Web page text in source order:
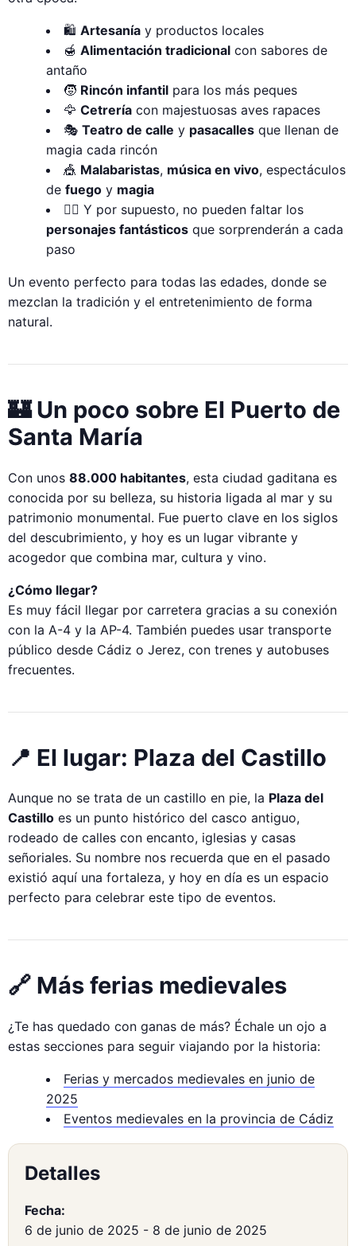
🛍️ Artesanía y productos locales
🍯 Alimentación tradicional con sabores de
antaño
🧒 Rincón infantil para los más peques
🦅 Cetrería con majestuosas aves rapaces
🎭 Teatro de calle y pasacalles que llenan de
magia cada rincón
🎪 Malabaristas, música en vivo, espectáculos
de fuego y magia
🧝‍♂️ Y por supuesto, no pueden faltar los
personajes fantásticos que sorprenderán a cada
paso
Un evento perfecto para todas las edades, donde se
mezclan la tradición y el entretenimiento de forma
natural.
🏰 Un poco sobre El Puerto de
Santa María
Con unos 88.000 habitantes, esta ciudad gaditana es
conocida por su belleza, su historia ligada al mar y su
patrimonio monumental. Fue puerto clave en los siglos
del descubrimiento, y hoy es un lugar vibrante y
acogedor que combina mar, cultura y vino.
¿Cómo llegar?
Es muy fácil llegar por carretera gracias a su conexión
con la A-4 y la AP-4. También puedes usar transporte
público desde Cádiz o Jerez, con trenes y autobuses
frecuentes.
📍 El lugar: Plaza del Castillo
Aunque no se trata de un castillo en pie, la Plaza del
Castillo es un punto histórico del casco antiguo,
rodeado de calles con encanto, iglesias y casas
señoriales. Su nombre nos recuerda que en el pasado
existió aquí una fortaleza, y hoy en día es un espacio
perfecto para celebrar este tipo de eventos.
🔗 Más ferias medievales
¿Te has quedado con ganas de más? Échale un ojo a
estas secciones para seguir viajando por la historia:
Ferias y mercados medievales en junio de
2025
Eventos medievales en la provincia de Cádiz
Detalles
Fecha:
6 de junio de 2025 - 8 de junio de 2025